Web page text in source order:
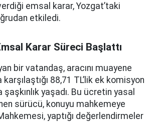
emsal karar, Yozgat’taki
etkiledi.
Karar Süreci Başlattı
bir vatandaş, aracını muayene
88,71 TL’lik ek komisyon
şaşkınlık yaşadı. Bu ücretin yasal
sürücü, konuyu mahkemeye
yaptığı değerlendirmeler